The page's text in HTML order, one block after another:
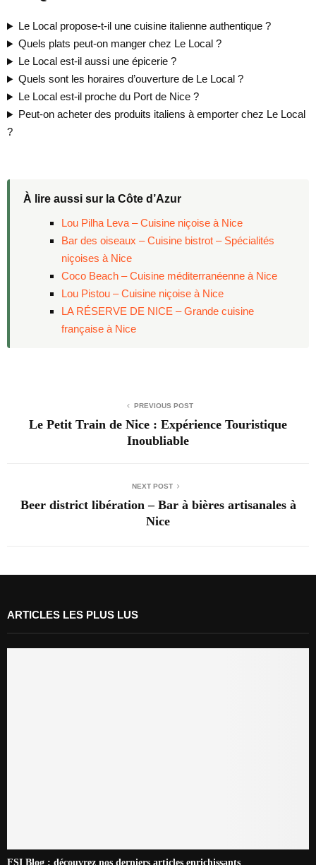
Le Local propose-t-il une cuisine italienne authentique ?
Quels plats peut-on manger chez Le Local ?
Le Local est-il aussi une épicerie ?
Quels sont les horaires d’ouverture de Le Local ?
Le Local est-il proche du Port de Nice ?
Peut-on acheter des produits italiens à emporter chez Le Local
?
À lire aussi sur la Côte d’Azur
Lou Pilha Leva – Cuisine niçoise à Nice
Bar des oiseaux – Cuisine bistrot – Spécialités
niçoises à Nice
Coco Beach – Cuisine méditerranéenne à Nice
Lou Pistou – Cuisine niçoise à Nice
LA RÉSERVE DE NICE – Grande cuisine
française à Nice
PREVIOUS POST
Le Petit Train de Nice : Expérience Touristique
Inoubliable
NEXT POST
Beer district libération – Bar à bières artisanales à
Nice
ARTICLES LES PLUS LUS
FSI Blog : découvrez nos derniers articles enrichissants